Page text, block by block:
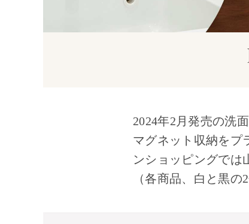
2024年2月発売の洗
マグネット収納をプ
ンショッピングでは
（各商品、白と黒の